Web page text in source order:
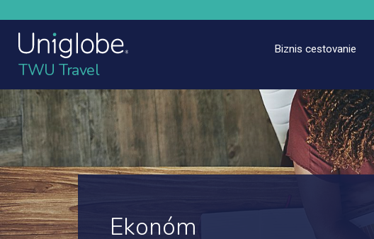
TWU Travel
Biznis cestovanie
Ekonóm